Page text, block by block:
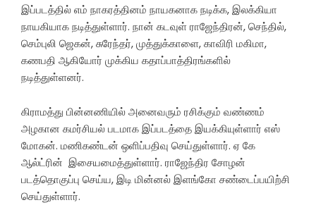
இப்படத்தில் எம் நாகரத்தினம் நாயகனாக நடிக்க, இலக்கியா
நாயகியாக நடித்துள்ளார். நான் கடவுள் ராஜேந்திரன், செந்தில்,
செம்புலி ஜெகன், சுரேந்தர், முத்துக்காளை, காவிரி மகிமா,
கணபதி ஆகியோர் முக்கிய கதாப்பாத்திரங்களில்
நடித்துள்ளனர்.
கிராமத்து பின்னணியில் அனைவரும் ரசிக்கும் வண்ணம்
அழகான கமர்சியல் படமாக இப்படத்தை இயக்கியுள்ளார் எஸ்
மோகன். மணிகண்டன் ஒளிப்பதிவு செய்துள்ளார். ஏ கே
ஆல்ட்ரின் இசையமைத்துள்ளார். ராஜேந்திர சோழன்
படத்தொகுப்பு செய்ய, இடி மின்னல் இளங்கோ சண்டைப்பயிற்சி
செய்துள்ளார்.